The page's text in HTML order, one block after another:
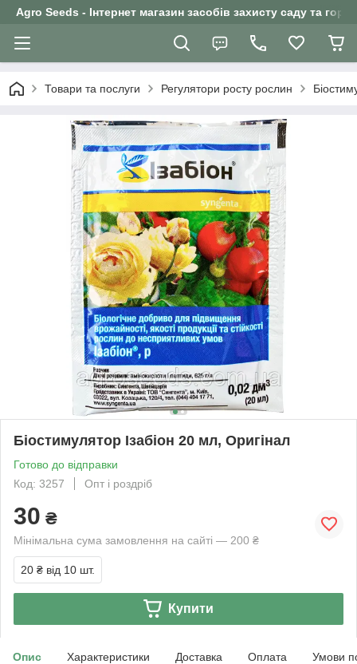
Agro Seeds - Інтернет магазин засобів захисту саду та
Товари та послуги Регулятори росту рослин
Біостимулятор Ізабіон 20 мл, Оригінал
Готово до відправки
Код: 3257
Опт і роздріб
30 ₴
Мінімальна сума замовлення на сайті — 200 ₴
20 ₴ від 10 шт.
Купити
Опис Характеристики Доставка Оплата Умови